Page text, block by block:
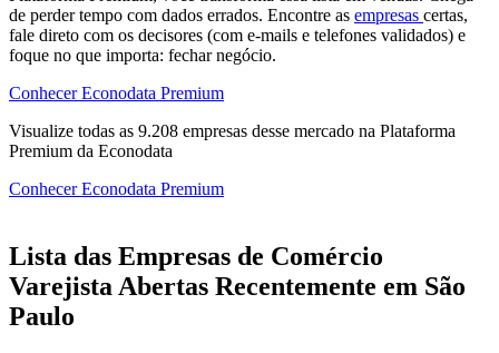
de perder tempo com dados errados. Encontre as empresas certas,
fale direto com os decisores (com e-mails e telefones validados) e
foque no que importa: fechar negócio.
Conhecer Econodata Premium
Visualize todas as 9.208 empresas desse mercado na Plataforma
Premium da Econodata
Conhecer Econodata Premium
Lista das Empresas de Comércio
Varejista Abertas Recentemente em São
Paulo